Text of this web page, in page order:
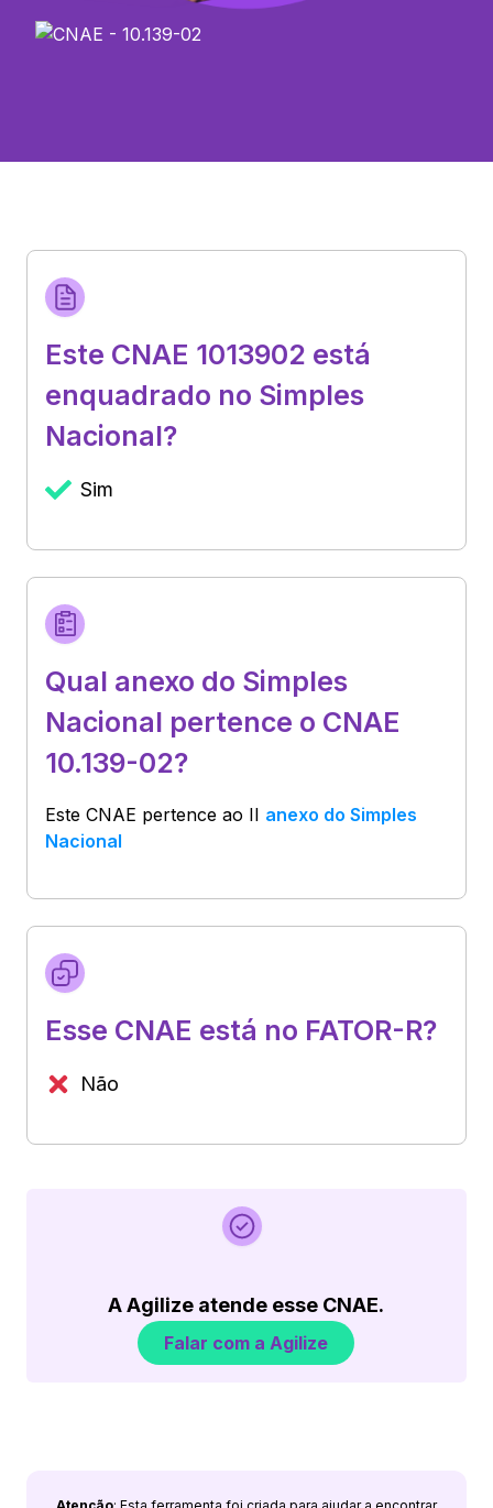
Este CNAE 1013902 está
enquadrado no Simples
Nacional?
Sim
Qual anexo do Simples
Nacional pertence o CNAE
10.139-02?
Este CNAE pertence ao II anexo do Simples
Nacional
Esse CNAE está no FATOR-R?
Não
A Agilize atende esse CNAE.
Falar com a Agilize